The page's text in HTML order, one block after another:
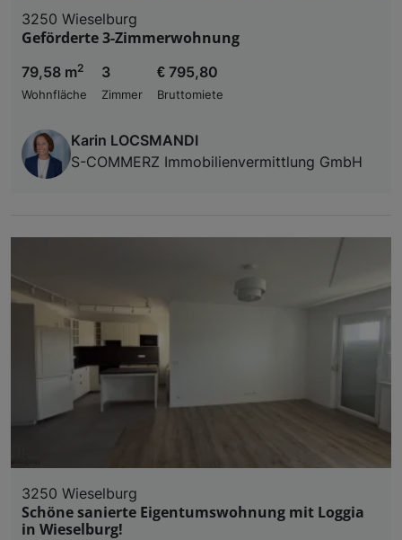
3250 Wieselburg
Geförderte 3-Zimmerwohnung
79,58 m2
Wohnfläche
3
Zimmer
€ 795,80
Bruttomiete
Karin LOCSMANDI
S-COMMERZ Immobilienvermittlung GmbH
3250 Wieselburg
Schöne sanierte Eigentumswohnung mit Loggia
in Wieselburg!